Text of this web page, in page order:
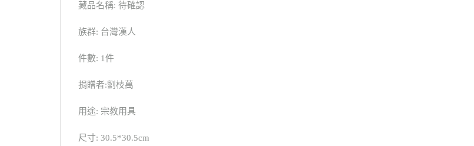
藏品名稱: 待確認
族群: 台灣漢人
件數: 1件
捐贈者:劉枝萬
用途: 宗教用具
尺寸: 30.5*30.5cm